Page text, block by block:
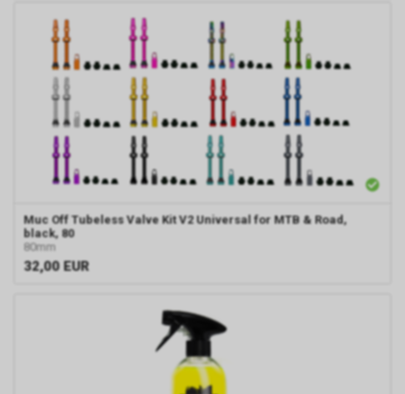
Muc Off Tubeless Valve Kit V2 Universal for MTB & Road,
black, 80
80mm
32,00 EUR